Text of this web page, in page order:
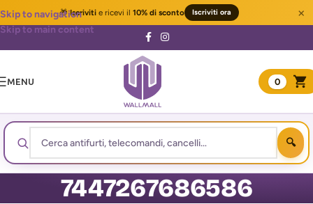
🎁Iscrivitie ricevi il 10% di sconto Iscriviti ora ×
Skip to navigation
Skip to main content
MENU 0
7447267686586